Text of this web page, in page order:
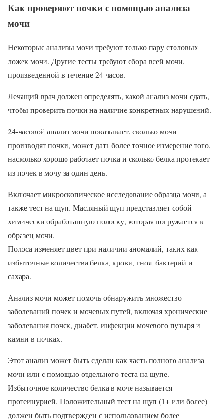
Как проверяют почки с помощью анализа
мочи
Некоторые анализы мочи требуют только пару столовых
ложек мочи. Другие тесты требуют сбора всей мочи,
произведенной в течение 24 часов.
Лечащий врач должен определять, какой анализ мочи сдать,
чтобы проверить почки на наличие конкретных нарушений.
24-часовой анализ мочи показывает, сколько мочи
производят почки, может дать более точное измерение того,
насколько хорошо работает почка и сколько белка протекает
из почек в мочу за один день.
Включает микроскопическое исследование образца мочи, а
также тест на щуп. Масляный щуп представляет собой
химически обработанную полоску, которая погружается в
образец мочи.
Полоса изменяет цвет при наличии аномалий, таких как
избыточные количества белка, крови, гноя, бактерий и
сахара.
Анализ мочи может помочь обнаружить множество
заболеваний почек и мочевых путей, включая хронические
заболевания почек, диабет, инфекции мочевого пузыря и
камни в почках.
Этот анализ может быть сделан как часть полного анализа
мочи или с помощью отдельного теста на щупе.
Избыточное количество белка в моче называется
протеинурией. Положительный тест на щуп (1+ или более)
должен быть подтвержден с использованием более